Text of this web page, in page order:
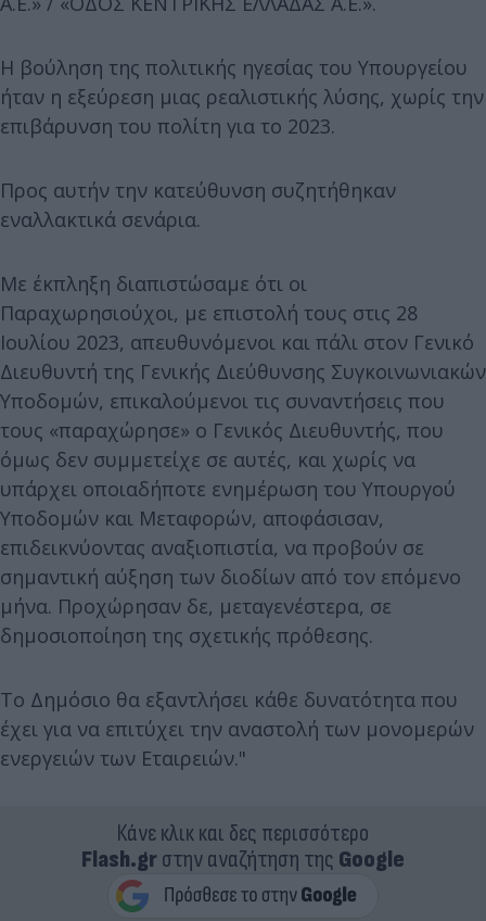
Η βούληση της πολιτικής ηγεσίας του Υπουργείου
ήταν η εξεύρεση μιας ρεαλιστικής λύσης, χωρίς την
επιβάρυνση του πολίτη για το 2023.
Προς αυτήν την κατεύθυνση συζητήθηκαν
εναλλακτικά σενάρια.
Με έκπληξη διαπιστώσαμε ότι οι
Παραχωρησιούχοι, με επιστολή τους στις 28
Ιουλίου 2023, απευθυνόμενοι και πάλι στον Γενικό
Διευθυντή της Γενικής Διεύθυνσης Συγκοινωνιακών
Υποδομών, επικαλούμενοι τις συναντήσεις που
τους «παραχώρησε» ο Γενικός Διευθυντής, που
όμως δεν συμμετείχε σε αυτές, και χωρίς να
υπάρχει οποιαδήποτε ενημέρωση του Υπουργού
Υποδομών και Μεταφορών, αποφάσισαν,
επιδεικνύοντας αναξιοπιστία, να προβούν σε
σημαντική αύξηση των διοδίων από τον επόμενο
μήνα. Προχώρησαν δε, μεταγενέστερα, σε
δημοσιοποίηση της σχετικής πρόθεσης.
Το Δημόσιο θα εξαντλήσει κάθε δυνατότητα που
έχει για να επιτύχει την αναστολή των μονομερών
ενεργειών των Εταιρειών."
Κάνε κλικ και δες περισσότερο
Flash.grστην αναζήτηση της Google